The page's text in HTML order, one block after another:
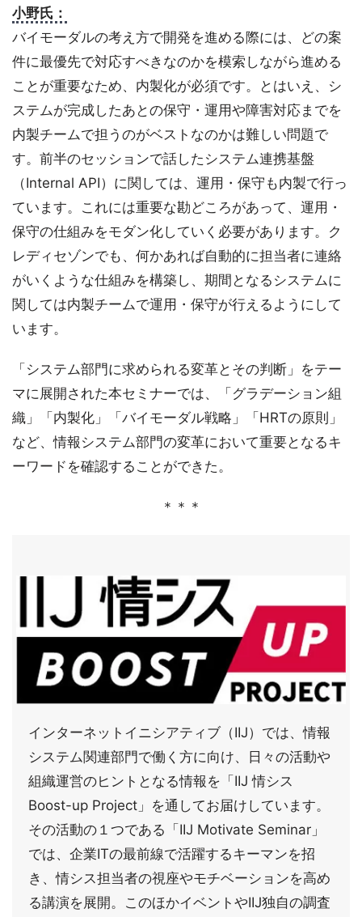
小野氏：
バイモーダルの考え方で開発を進める際には、どの案
件に最優先で対応すべきなのかを模索しながら進める
ことが重要なため、内製化が必須です。とはいえ、シ
ステムが完成したあとの保守・運用や障害対応までを
内製チームで担うのがベストなのかは難しい問題で
す。前半のセッションで話したシステム連携基盤
（Internal API）に関しては、運用・保守も内製で行っ
ています。これには重要な勘どころがあって、運用・
保守の仕組みをモダン化していく必要があります。ク
レディセゾンでも、何かあれば自動的に担当者に連絡
がいくような仕組みを構築し、期間となるシステムに
関しては内製チームで運用・保守が行えるようにして
います。
「システム部門に求められる変革とその判断」をテー
マに展開された本セミナーでは、「グラデーション組
織」「内製化」「バイモーダル戦略」「HRTの原則」
など、情報システム部門の変革において重要となるキ
ーワードを確認することができた。
＊＊＊
インターネットイニシアティブ（IIJ）では、情報
システム関連部門で働く方に向け、日々の活動や
組織運営のヒントとなる情報を「IIJ 情シス
Boost-up Project」を通してお届けしています。
その活動の１つである「IIJ Motivate Seminar」
では、企業ITの最前線で活躍するキーマンを招
き、情シス担当者の視座やモチベーションを高め
る講演を展開。このほかイベントやIIJ独自の調査